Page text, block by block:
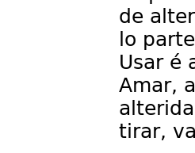
de
lo
Usar é
Amar,
tirar,